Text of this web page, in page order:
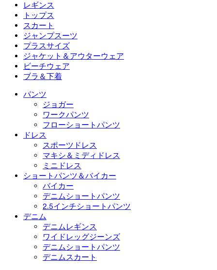
ミニドレス
デニムショートパンツ
2.5インチショートパンツ
デニムレギンス
ワイドレッグジーンズ
デニムショートパンツ
デニムスカート
レギンス
レギンス
デニムレギンス
ヒップアップレギンス
ヨガレギンス
トップス
トップス
スポーツブラ
Tシャツ
スカート
スカート
アクティブスカート
ミニスカート
マキシ＆ミディスカート
ジャンプスーツ
ジャンプスーツ
オーバーオール
ロンパース
プラスサイズ
プラスサイズ
プラスサイズボトムス
プラスサイズトップス
プラスサイズドレス
ジャケット＆アウターウェア
ジャケット＆アウターウェア
ジャケット＆アウターウェア
アウターウェア
ビーチウェア
ビーチウェア
水着トップス
水着ボトムス
水着セット
ブラ＆下着
ブラ＆下着
ブラ
下着
パンツ
ジョガー
ワークパンツ
フローショートパンツ
ドレス
スポーツドレス
マキシ＆ミディドレス
ミニドレス
ショートパンツ＆バイカー
バイカー
デニムショートパンツ
2.5インチショートパンツ
デニム
デニムレギンス
ワイドレッグジーンズ
デニムショートパンツ
デニムスカート